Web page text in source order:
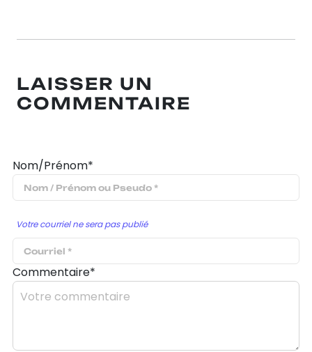
LAISSER UN
COMMENTAIRE
Nom/Prénom*
Votre courriel ne sera pas publié
Commentaire*